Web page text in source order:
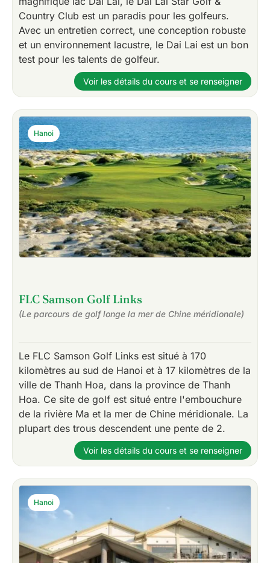
Country Club est un paradis pour les golfeurs.
Avec un entretien correct, une conception robuste
et un environnement lacustre, le Dai Lai est un bon
test pour les talents de golfeur.
Voir les détails du cours et se renseigner
FLC Samson Golf Links
(Le parcours de golf longe la mer de Chine méridionale)
Le FLC Samson Golf Links est situé à 170
kilomètres au sud de Hanoi et à 17 kilomètres de la
ville de Thanh Hoa, dans la province de Thanh
Hoa. Ce site de golf est situé entre l'embouchure
de la rivière Ma et la mer de Chine méridionale. La
plupart des trous descendent une pente de 2.
Hanoi
Voir les détails du cours et se renseigner
Hanoi